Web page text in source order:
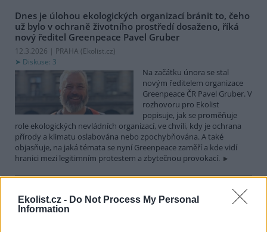
Ekolist.cz - Do Not Process My Personal
Information
Dnes je úlohou ekologických organizací bránit to, čeho
už bylo v ochraně životního prostředí dosaženo, říká
nový ředitel Greenpeace Pavel Gruber
12.3.2026 | PRAHA (Ekolist.cz)
Diskuse: 3
Na začátku února se stal
novým ředitelem organizace
Greenpeace ČR Pavel Gruber. V
rozhovoru pro Ekolist
popisuje, jak se proměňuje
role ekologických nevládních organizací, ve chvíli, kdy je ochrana
přírody a klimatu oslabována nebo zpochybňována. A také
objasňuje, na jaká témata se nyní Greenpeace zaměří a kde vidí
hranici mezi legitimním protestem a zbytečnou provokací.
Martin Nawrath: I v případě environmentálního žalu
platí, že sdílená bolest je poloviční bolest